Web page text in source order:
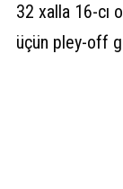
32 xalla 16-cı
üçün pley-off